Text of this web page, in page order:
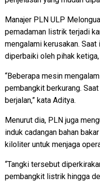
Manajer PLN ULP
pemadaman listrik terjadi
mengalami kerusakan.
diperbaiki oleh pihak
“Beberapa mesin
pembangkit berkurang.
berjalan,” kata Aditya.
Menurut dia, PLN juga
induk cadangan bahan
kiloliter untuk menjaga
“Tangki tersebut
pembangkit listrik hingga